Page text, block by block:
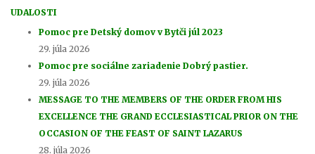
UDALOSTI
Pomoc pre Detský domov v Bytči júl 2023
29. júla 2026
Pomoc pre sociálne zariadenie Dobrý pastier.
29. júla 2026
MESSAGE TO THE MEMBERS OF THE ORDER FROM HIS
EXCELLENCE THE GRAND ECCLESIASTICAL PRIOR ON THE
OCCASION OF THE FEAST OF SAINT LAZARUS
28. júla 2026